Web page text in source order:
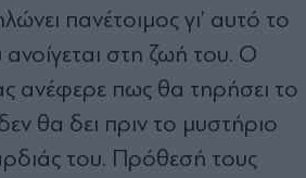
πανέτοιμος γι’ αυτό το
στη ζωή του. Ο
ανέφερε πως θα τηρήσει το
θα δει πριν το μυστήριο
του. Πρόθεσή τους